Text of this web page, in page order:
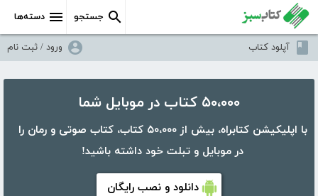
دسته‌ها جستجو
آپلود کتاب ورود / ثبت نام
۵۰،۰۰۰ کتاب در موبایل شما
با اپلیکیشن کتابراه، بیش از ۵۰،۰۰۰ کتاب، کتاب صوتی و رمان را
در موبایل و تبلت خود داشته باشید!
دانلود و نصب رایگان